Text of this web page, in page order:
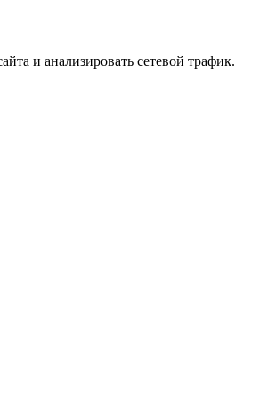
и анализировать сетевой трафик.